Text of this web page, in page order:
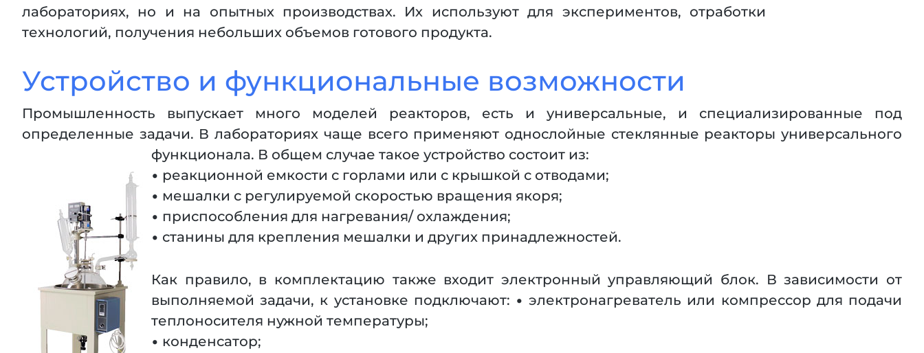
лабораториях, но и на опытных производствах. Их используют для экспериментов, отработки
технологий, получения небольших объемов готового продукта.
Устройство и функциональные возможности
Промышленность выпускает много моделей реакторов, есть и универсальные, и специализированные под
определенные задачи. В лабораториях чаще всего применяют однослойные стеклянные реакторы универсального
функционала. В общем случае такое устройство состоит из:
• реакционной емкости с горлами или с крышкой с отводами;
• мешалки с регулируемой скоростью вращения якоря;
• приспособления для нагревания/ охлаждения;
• станины для крепления мешалки и других принадлежностей.
Как правило, в комплектацию также входит электронный управляющий блок. В зависимости от
выполняемой задачи, к установке подключают: • электронагреватель или компрессор для подачи
теплоносителя нужной температуры;
• конденсатор;